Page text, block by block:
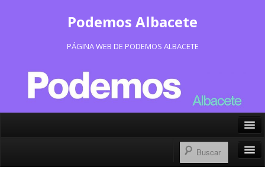
Podemos Albacete
PÁGINA WEB DE PODEMOS ALBACETE
Facebook